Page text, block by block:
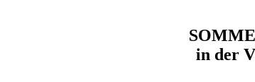
in der